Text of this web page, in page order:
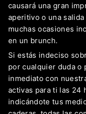
causará una gran
aperitivo o una
muchas ocasiones
en un brunch.
Si estás indeciso
por cualquier duda o
inmediato con
activas para ti las 24
indicándote tus